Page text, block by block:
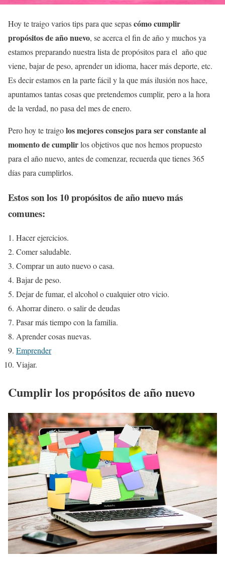
Hoy te traigo varios tips para que sepascómo cumplir
propósitos de año nuevo, se acerca el fin de año y muchos ya
estamos preparando nuestra lista de propósitos para el año que
viene, bajar de peso, aprender un idioma, hacer más deporte, etc.
Es decir estamos en la parte fácil y la que más ilusión nos hace,
apuntamos tantas cosas que pretendemos cumplir, pero a la hora
de la verdad, no pasa del mes de enero.
Pero hoy te traigolos mejores consejos para ser constante al
momento de cumplirlos objetivos que nos hemos propuesto
para el año nuevo, antes de comenzar, recuerda que tienes 365
días para cumplirlos.
Estos son los 10 propósitos de año nuevo más
comunes:
Hacer ejercicios.
Comer saludable.
Comprar un auto nuevo o casa.
Bajar de peso.
Dejar de fumar, el alcohol o cualquier otro vicio.
Ahorrar dinero. o salir de deudas
Pasar más tiempo con la familia.
Aprender cosas nuevas.
Emprender
Viajar.
Cumplir los propósitos de año nuevo